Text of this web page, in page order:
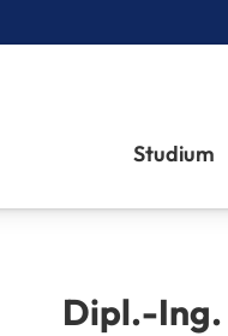
Studium
Dipl.-Ing.